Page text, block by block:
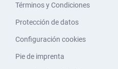
Términos y Condiciones
Protección de datos
Configuración cookies
Pie de imprenta